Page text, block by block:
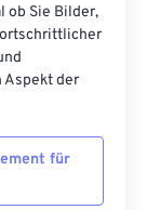
ob Sie Bilder,
Aspekt der
für